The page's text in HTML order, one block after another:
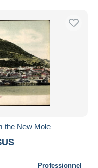
the New Mole
Professionnel